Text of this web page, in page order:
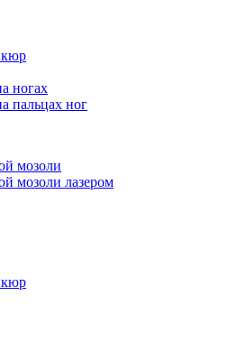
ногах
пальцах ног
мозоли
мозоли лазером